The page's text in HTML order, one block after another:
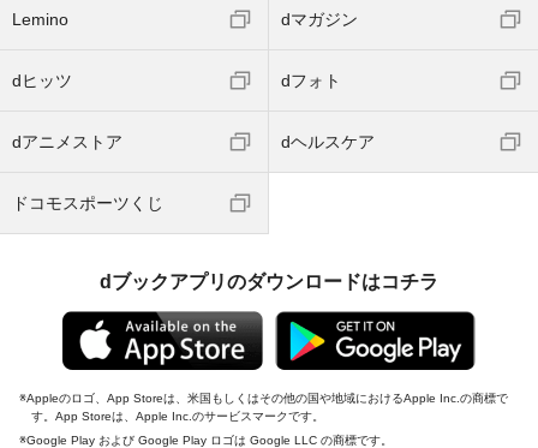
Lemino dマガジン
dヒッツ dフォト
dアニメストア dヘルスケア
ドコモスポーツくじ
dブックアプリのダウンロードはコチラ
Appleのロゴ、App Storeは、米国もしくはその他の国や地域におけるApple Inc.の商標で
す。App Storeは、Apple Inc.のサービスマークです。
Google Play および Google Play ロゴは Google LLC の商標です。